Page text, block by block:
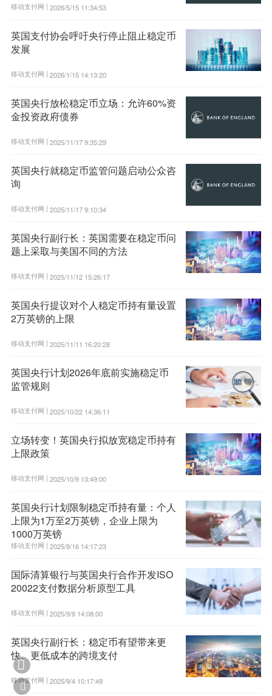
移动支付网 | 2026/5/15 11:34:53
英国支付协会呼吁央行停止阻止稳定币
发展
移动支付网 | 2026/1/15 14:13:20
英国央行放松稳定币立场：允许60%资
金投资政府债券
移动支付网 | 2025/11/17 9:35:29
英国央行就稳定币监管问题启动公众咨
询
移动支付网 | 2025/11/17 9:10:34
英国央行副行长：英国需要在稳定币问
题上采取与美国不同的方法
移动支付网 | 2025/11/12 15:26:17
英国央行提议对个人稳定币持有量设置
2万英镑的上限
移动支付网 | 2025/11/11 16:20:28
英国央行计划2026年底前实施稳定币
监管规则
移动支付网 | 2025/10/22 14:36:11
立场转变！英国央行拟放宽稳定币持有
上限政策
移动支付网 | 2025/10/9 13:49:00
英国央行计划限制稳定币持有量：个人
上限为1万至2万英镑，企业上限为
1000万英镑
移动支付网 | 2025/9/16 14:17:23
国际清算银行与英国央行合作开发ISO
20022支付数据分析原型工具
移动支付网 | 2025/9/9 14:08:00
英国央行副行长：稳定币有望带来更
快、更低成本的跨境支付
移动支付网 | 2025/9/4 10:17:49

